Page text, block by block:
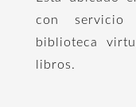
con servicio
biblioteca
libros.